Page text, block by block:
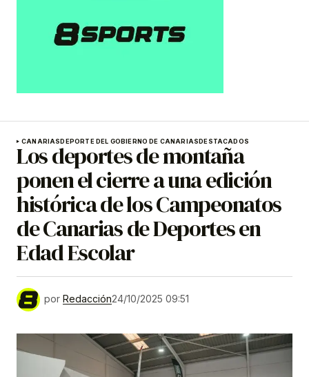
CANARIAS DEPORTE DEL GOBIERNO DE CANARIAS DESTACADOS
Los deportes de montaña
ponen el cierre a una edición
histórica de los Campeonatos
de Canarias de Deportes en
Edad Escolar
por Redacción24/10/2025 09:51